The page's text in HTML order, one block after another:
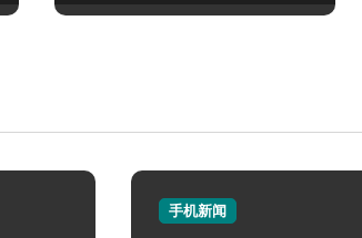
手机新闻